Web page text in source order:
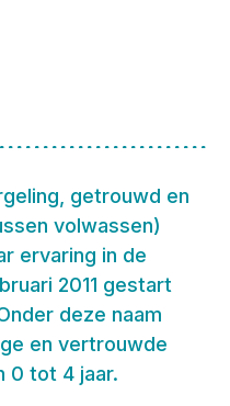
getrouwd en
volwassen)
ervaring in de
2011 gestart
deze naam
en vertrouwde
0 tot 4 jaar.